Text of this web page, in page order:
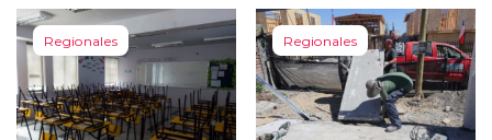
Regionales Regionales